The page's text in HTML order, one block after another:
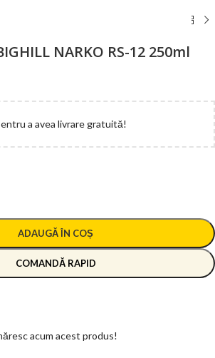
NARKO RS-12 250ml
a avea livrare gratuită!
ADAUGĂ ÎN COȘ
COMANDĂ RAPID
acum acest produs!